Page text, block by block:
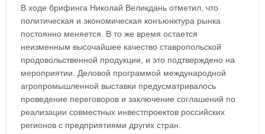
В ходе брифинга Николай Великдань отметил, что
политическая и экономическая конъюнктура рынка
постоянно меняется. В то же время остается
неизменным высочайшее качество ставропольской
продовольственной продукции, и это подтверждено на
мероприятии. Деловой программой международной
агропромышленной выставки предусматривалось
проведение переговоров и заключение соглашений по
реализации совместных инвестпроектов российских
регионов с предприятиями других стран.